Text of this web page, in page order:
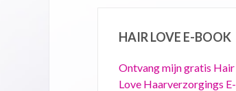
HAIR LOVE E-BOOK
Ontvang mijn gratis Hair
Love Haarverzorgings E-